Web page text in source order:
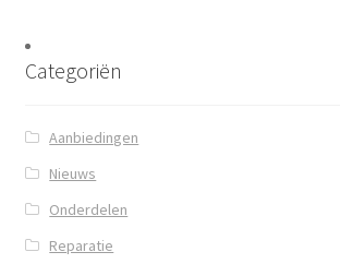
Categoriën
Aanbiedingen
Nieuws
Onderdelen
Reparatie